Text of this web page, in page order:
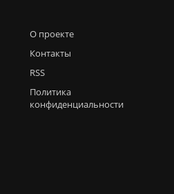
О проекте
Контакты
RSS
Политика
конфиденциальности